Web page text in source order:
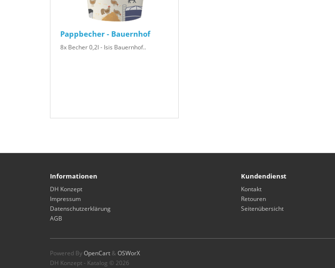
Pappbecher - Bauernhof
8x Becher 0,2l - Isis Bauernhof..
Informationen
DH Konzept
Impressum
Datenschutzerklärung
AGB
Kundendienst
Kontakt
Retouren
Seitenübersicht
Powered ByOpenCart & OSWorX
DH Konzept - Katalog © 2026